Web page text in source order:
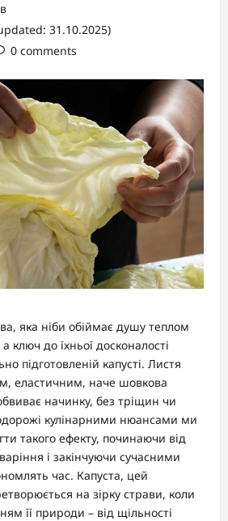
31.10.2025)
0 comments
яка ніби обіймає душу теплом
ключ до їхньої досконалості
підготовленій капусті. Листя
еластичним, наче шовкова
начинку, без тріщин чи
кулінарними нюансами ми
такого ефекту, починаючи від
і закінчуючи сучасними
час. Капуста, цей
на зірку страви, коли
її природи – від щільності